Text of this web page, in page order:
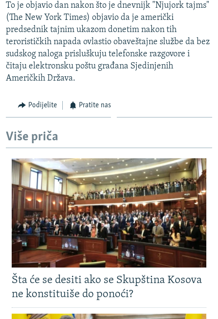
POPLAVE I KLIZIŠTA U BIH 2024.
TV LIBERTY
POST SCRIPTUM
MOJA EVROPA
TRI DECENIJE OD RATA U BIH
NASTANAK I RASPAD JUGOSLAVIJE
Sve RFE/RL stranice
To je objavio dan nakon što je dnevnijk "Njujork tajms"
(The New York Times) objavio da je američki
predsednik tajnim ukazom donetim nakon tih
terorističkih napada ovlastio obaveštajne službe da bez
sudskog naloga prisluškuju telefonske razgovore i
čitaju elektronsku poštu građana Sjedinjenih
Američkih Država.
Podijelite Pratite nas
Više priča
Šta će se desiti ako se Skupština Kosova
ne konstituiše do ponoći?